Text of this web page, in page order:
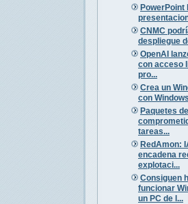
PowerPoint
CNMC
despliegue
OpenAI
con acceso
pro...
Crea un
con
Paquetes
tareas...
RedAmon:
encadena
explotaci...
Consiguen
funcionar
un PC de l...